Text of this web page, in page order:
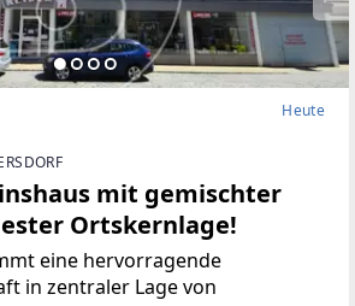
Heute
mit gemischter
Ortskernlage!
eine hervorragende
in zentraler Lage von